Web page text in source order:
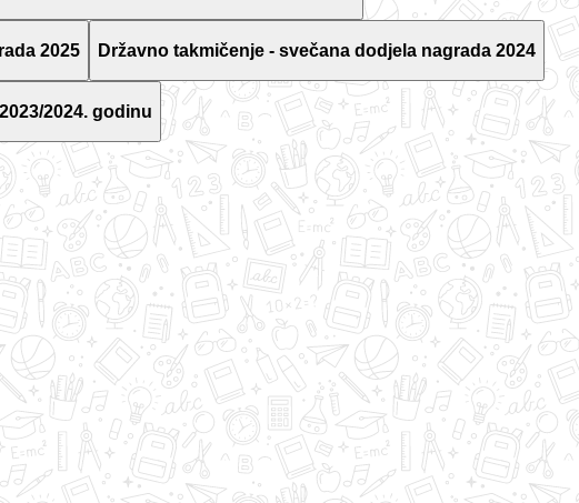
2025 Državno takmičenje - svečana dodjela nagrada 2024
2024. godinu